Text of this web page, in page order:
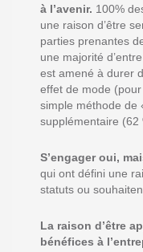
à l’avenir. 100%
une raison d’être
parties prenantes
une majorité
est amené à durer
effet de mode (pour
simple méthode de
supplémentaire (62
S’engager oui,
qui ont défini une
statuts ou
La raison d’être
bénéfices à